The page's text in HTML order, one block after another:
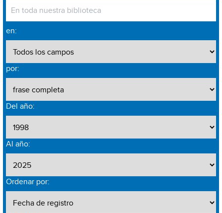
en:
por:
Del año:
Al año:
Ordenar por: